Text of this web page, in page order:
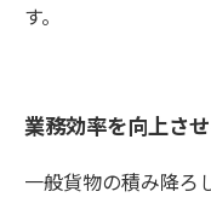
す。
業務効率を向上さ
一般貨物の積み降ろ